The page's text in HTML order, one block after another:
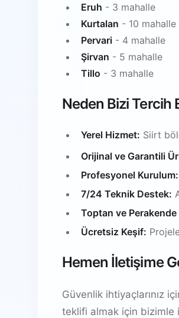
Eruh - 3 mahalle
Kurtalan - 10 mahalle
Pervari - 4 mahalle
Şirvan - 5 mahalle
Tillo - 3 mahalle
Neden Bizi Tercih
Yerel Hizmet: Siirt
Orijinal ve Garantili
Profesyonel Kurulum:
7/24 Teknik Destek:
Toptan ve Perakende
Ücretsiz Keşif:
Hemen İletişime
Güvenlik ihtiyaçlarınız
teklifi almak için bizimle